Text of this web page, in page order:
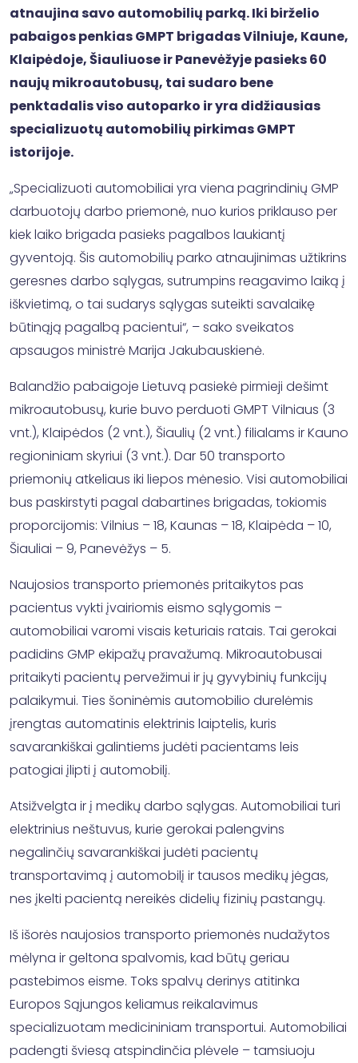
atnaujina savo automobilių parką. Iki birželio
pabaigos penkias GMPT brigadas Vilniuje, Kaune,
Klaipėdoje, Šiauliuose ir Panevėžyje pasieks 60
naujų mikroautobusų, tai sudaro bene
penktadalis viso autoparko ir yra didžiausias
specializuotų automobilių pirkimas GMPT
istorijoje.
„Specializuoti automobiliai yra viena pagrindinių GMP
darbuotojų darbo priemonė, nuo kurios priklauso per
kiek laiko brigada pasieks pagalbos laukiantį
gyventoją. Šis automobilių parko atnaujinimas užtikrins
geresnes darbo sąlygas, sutrumpins reagavimo laiką į
iškvietimą, o tai sudarys sąlygas suteikti savalaikę
būtinąją pagalbą pacientui“, – sako sveikatos
apsaugos ministrė Marija Jakubauskienė.
Balandžio pabaigoje Lietuvą pasiekė pirmieji dešimt
mikroautobusų, kurie buvo perduoti GMPT Vilniaus (3
vnt.), Klaipėdos (2 vnt.), Šiaulių (2 vnt.) filialams ir Kauno
regioniniam skyriui (3 vnt.). Dar 50 transporto
priemonių atkeliaus iki liepos mėnesio. Visi automobiliai
bus paskirstyti pagal dabartines brigadas, tokiomis
proporcijomis: Vilnius – 18, Kaunas – 18, Klaipėda – 10,
Šiauliai – 9, Panevėžys – 5.
Naujosios transporto priemonės pritaikytos pas
pacientus vykti įvairiomis eismo sąlygomis –
automobiliai varomi visais keturiais ratais. Tai gerokai
padidins GMP ekipažų pravažumą. Mikroautobusai
pritaikyti pacientų pervežimui ir jų gyvybinių funkcijų
palaikymui. Ties šoninėmis automobilio durelėmis
įrengtas automatinis elektrinis laiptelis, kuris
savarankiškai galintiems judėti pacientams leis
patogiai įlipti į automobilį.
Atsižvelgta ir į medikų darbo sąlygas. Automobiliai turi
elektrinius neštuvus, kurie gerokai palengvins
negalinčių savarankiškai judėti pacientų
transportavimą į automobilį ir tausos medikų jėgas,
nes įkelti pacientą nereikės didelių fizinių pastangų.
Iš išorės naujosios transporto priemonės nudažytos
mėlyna ir geltona spalvomis, kad būtų geriau
pastebimos eisme. Toks spalvų derinys atitinka
Europos Sąjungos keliamus reikalavimus
specializuotam medicininiam transportui. Automobiliai
padengti šviesą atspindinčia plėvele – tamsiuoju